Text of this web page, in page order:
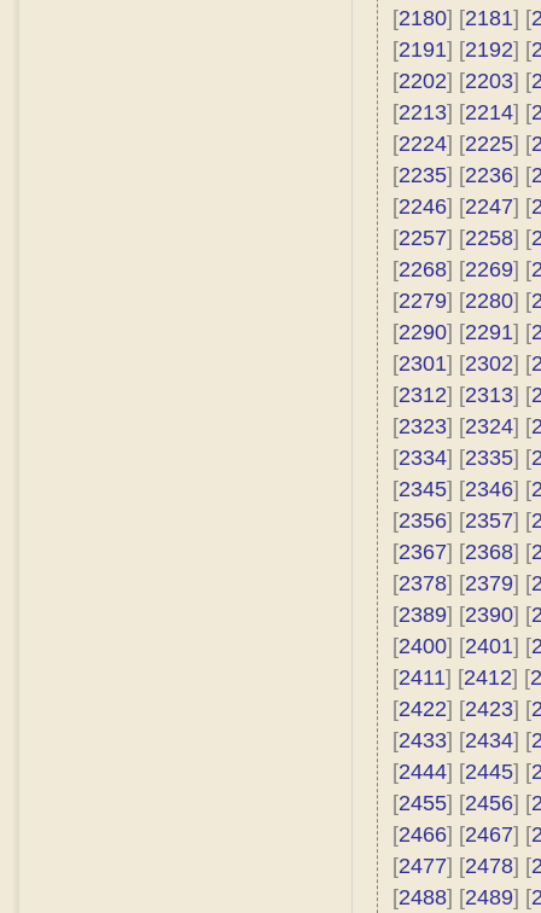
[2180] [2181] [
[2191] [2192] [
[2202] [2203] [
[2213] [2214] [
[2224] [2225] [
[2235] [2236] [
[2246] [2247] [
[2257] [2258] [
[2268] [2269] [
[2279] [2280] [
[2290] [2291] [
[2301] [2302] [
[2312] [2313] [
[2323] [2324] [
[2334] [2335] [
[2345] [2346] [
[2356] [2357] [
[2367] [2368] [
[2378] [2379] [
[2389] [2390] [
[2400] [2401] [
[2411] [2412] [
[2422] [2423] [
[2433] [2434] [
[2444] [2445] [
[2455] [2456] [
[2466] [2467] [
[2477] [2478] [
[2488] [2489] [